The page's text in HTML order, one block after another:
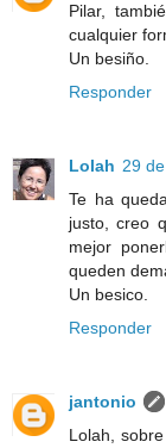
Pilar,
cualquier
Un besiño.
Responder
Lolah 29
Te ha
justo, creo
mejor
queden
Un besico.
Responder
jantonio
Lolah,